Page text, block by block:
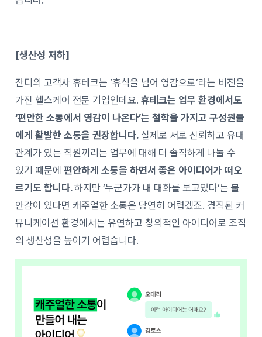
[생산성 저하]
잔디의 고객사 휴테크는 ‘휴식을 넘어 영감으로’라는 비전을
가진 헬스케어 전문 기업인데요.휴테크는 업무 환경에서도
‘편안한 소통에서 영감이 나온다’는 철학을 가지고 구성원들
에게 활발한 소통을 권장합니다. 실제로 서로 신뢰하고 유대
관계가 있는 직원끼리는 업무에 대해 더 솔직하게 나눌 수
있기 때문에편안하게 소통을 하면서 좋은 아이디어가 떠오
르기도 합니다.하지만 ‘누군가가 내 대화를 보고있다’는 불
안감이 있다면 캐주얼한 소통은 당연히 어렵겠죠. 경직된 커
뮤니케이션 환경에서는 유연하고 창의적인 아이디어로 조직
의 생산성을 높이기 어렵습니다.